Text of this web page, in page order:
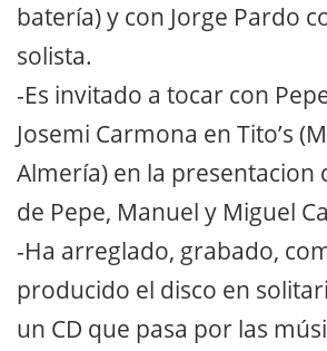
batería) y con Jorge Pardo
solista.
-Es invitado a tocar con
Josemi Carmona en Tito’s
Almería) en la presentacion
de Pepe, Manuel y Miguel
-Ha arreglado, grabado,
producido el disco en
un CD que pasa por las